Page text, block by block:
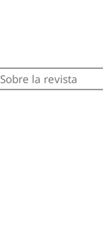
Sobre la revista